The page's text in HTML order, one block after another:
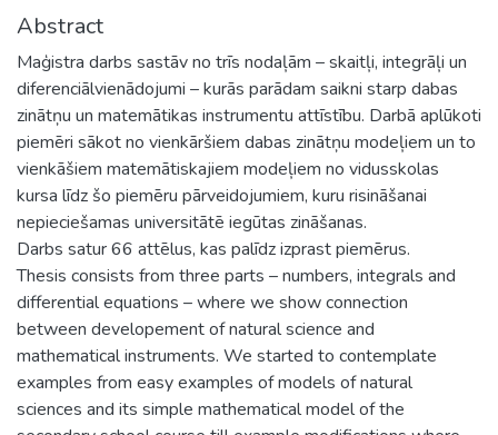
Abstract
Maģistra darbs sastāv no trīs nodaļām – skaitļi, integrāļi un
diferenciālvienādojumi – kurās parādam saikni starp dabas
zinātņu un matemātikas instrumentu attīstību. Darbā aplūkoti
piemēri sākot no vienkāršiem dabas zinātņu modeļiem un to
vienkāšiem matemātiskajiem modeļiem no vidusskolas
kursa līdz šo piemēru pārveidojumiem, kuru risināšanai
nepieciešamas universitātē iegūtas zināšanas.
Darbs satur 66 attēlus, kas palīdz izprast piemērus.
Thesis consists from three parts – numbers, integrals and
differential equations – where we show connection
between developement of natural science and
mathematical instruments. We started to contemplate
examples from easy examples of models of natural
sciences and its simple mathematical model of the